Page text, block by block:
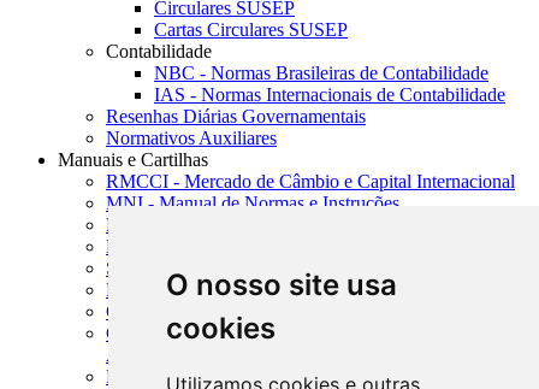
O nosso site usa
cookies
Utilizamos cookies e outras
Circulares SUSEP
Cartas Circulares SUSEP
Contabilidade
NBC - Normas Brasileiras de Contabilidade
IAS - Normas Internacionais de Contabilidade
Resenhas Diárias Governamentais
Normativos Auxiliares
Manuais e Cartilhas
RMCCI - Mercado de Câmbio e Capital Internacional
MNI - Manual de Normas e Instruções
MTVM - Manual de Títulos e Valores Mobiliários
MCR - Manual de Crédito Rural
SISORF - Manual de Organização do SFN
MASUP - Manual de Supervisão Bancária
CADOC - Catálogo de Documentos
CNAE-CONCLA - Classificação Nacional de
Atividades Econômicas
PMF - Cartilhas do BCB